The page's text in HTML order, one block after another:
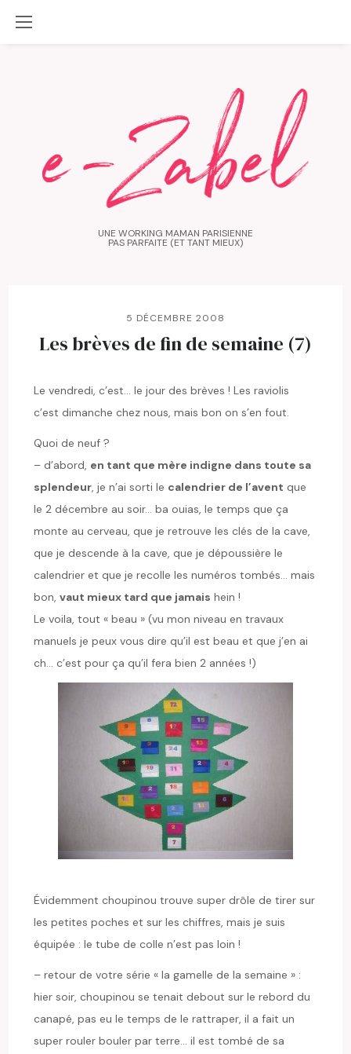
UNE WORKING MAMAN PARISIENNE
PAS PARFAITE (ET TANT MIEUX)
5 DÉCEMBRE 2008
Les brèves de fin de semaine (7)
Le vendredi, c’est… le jour des brèves ! Les raviolis
c’est dimanche chez nous, mais bon on s’en fout.
Quoi de neuf ?
– d’abord, en tant que mère indigne dans toute sa
splendeur, je n’ai sorti le calendrier de l’avent que
le 2 décembre au soir… ba ouias, le temps que ça
monte au cerveau, que je retrouve les clés de la cave,
que je descende à la cave, que je dépoussière le
calendrier et que je recolle les numéros tombés… mais
bon,vaut mieux tard que jamais hein !
Le voila, tout « beau » (vu mon niveau en travaux
manuels je peux vous dire qu’il est beau et que j’en ai
ch… c’est pour ça qu’il fera bien 2 années !)
Évidemment choupinou trouve super drôle de tirer sur
les petites poches et sur les chiffres, mais je suis
équipée : le tube de colle n’est pas loin !
– retour de votre série « la gamelle de la semaine » :
hier soir, choupinou se tenait debout sur le rebord du
canapé, pas eu le temps de le rattraper, il a fait un
super rouler bouler par terre… il est tombé de sa